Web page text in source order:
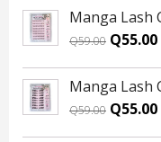
was:
Q59.00.
Manga Lash
Q59.00 Original
was:
Q59.00.
Q55.00
Manga Lash
Q59.00 Original
Q55.00